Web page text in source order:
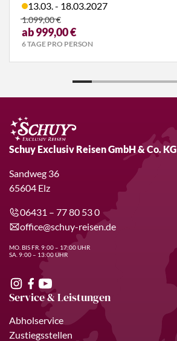
13.03. - 18.03.2027
1.099,00 €
ab 999,00 €
6 TAGE PRO PERSON
Schuy Exclusiv Reisen GmbH & Co. KG
Sandweg 36
65604 Elz
06431 – 77 80 53 0
office@schuy-reisen.de
MO. BIS FR. 9:00 – 17:00 UHR
SA. 9:00 – 13:00 UHR
Service & Leistungen
Abholservice
Zustiegsstellen